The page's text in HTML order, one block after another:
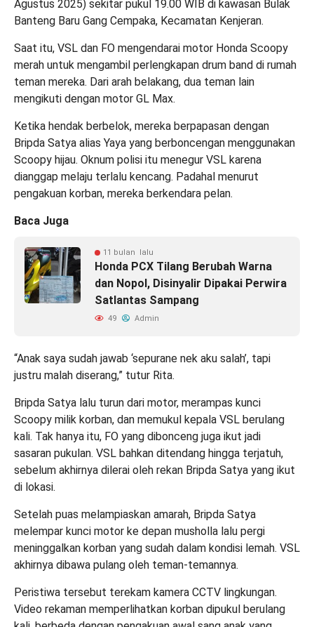
Agustus 2025) sekitar pukul 19.00 WIB di kawasan Bulak
Banteng Baru Gang Cempaka, Kecamatan Kenjeran.
Saat itu, VSL dan FO mengendarai motor Honda Scoopy
merah untuk mengambil perlengkapan drum band di rumah
teman mereka. Dari arah belakang, dua teman lain
mengikuti dengan motor GL Max.
Ketika hendak berbelok, mereka berpapasan dengan
Bripda Satya alias Yaya yang berboncengan menggunakan
Scoopy hijau. Oknum polisi itu menegur VSL karena
dianggap melaju terlalu kencang. Padahal menurut
pengakuan korban, mereka berkendara pelan.
Baca Juga
11 bulan lalu
Honda PCX Tilang Berubah Warna
dan Nopol, Disinyalir Dipakai Perwira
Satlantas Sampang
49 Admin
“Anak saya sudah jawab ‘sepurane nek aku salah’, tapi
justru malah diserang,” tutur Rita.
Bripda Satya lalu turun dari motor, merampas kunci
Scoopy milik korban, dan memukul kepala VSL berulang
kali. Tak hanya itu, FO yang dibonceng juga ikut jadi
sasaran pukulan. VSL bahkan ditendang hingga terjatuh,
sebelum akhirnya dilerai oleh rekan Bripda Satya yang ikut
di lokasi.
Setelah puas melampiaskan amarah, Bripda Satya
melempar kunci motor ke depan musholla lalu pergi
meninggalkan korban yang sudah dalam kondisi lemah. VSL
akhirnya dibawa pulang oleh teman-temannya.
Peristiwa tersebut terekam kamera CCTV lingkungan.
Video rekaman memperlihatkan korban dipukul berulang